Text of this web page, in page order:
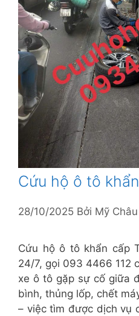
Cứu hộ ô tô
28/10/2025 Bởi Mỹ Châu
Cứu hộ ô tô khẩn cấp
24/7, gọi 093 4466 112
xe ô tô gặp sự cố giữa
bình, thủng lốp, chết
– việc tìm được dịch